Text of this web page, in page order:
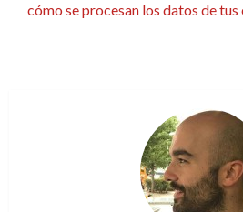
cómo se procesan los datos de